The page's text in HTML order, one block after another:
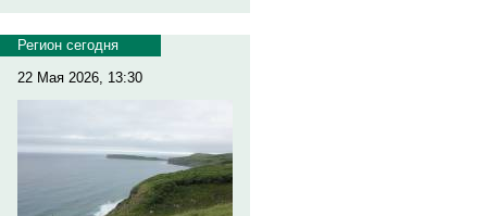
Регион сегодня
22 Мая 2026, 13:30